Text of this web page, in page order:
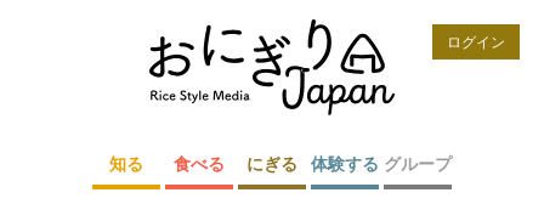
ログイン
知る 食べる にぎる 体験する グループ